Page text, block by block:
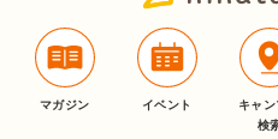
マガジン イベント
キャ
検